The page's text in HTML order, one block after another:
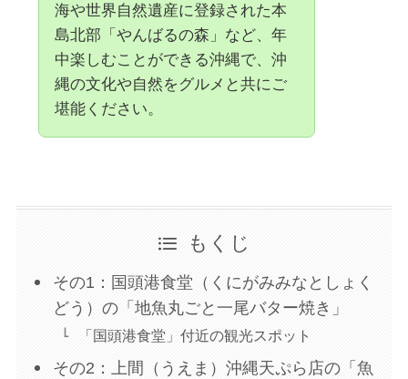
海や世界自然遺産に登録された本
島北部「やんばるの森」など、年
中楽しむことができる沖縄で、沖
縄の文化や自然をグルメと共にご
堪能ください。
もくじ
その1：国頭港食堂（くにがみみなとしょく
どう）の「地魚丸ごと一尾バター焼き」
「国頭港食堂」付近の観光スポット
その2：上間（うえま）沖縄天ぷら店の「魚